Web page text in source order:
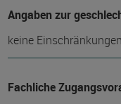
Angaben zur
keine Einschränkungen
Fachliche